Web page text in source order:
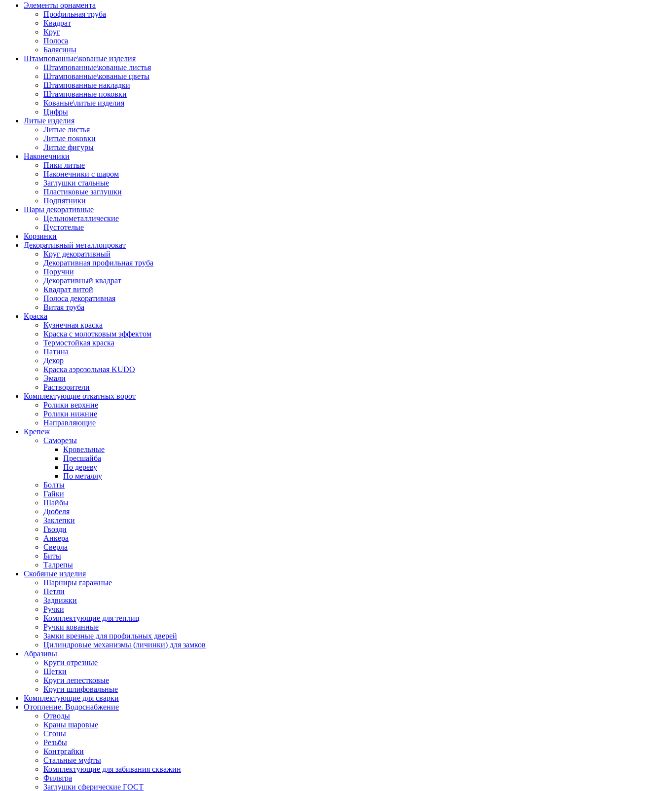
Элементы орнамента
Профильная труба
Квадрат
Круг
Полоса
Балясины
Штампованные\кованые изделия
Штампованные\кованые листья
Штампованные\кованые цветы
Штампованные накладки
Штампованные поковки
Кованые\литые изделия
Цифры
Литые изделия
Литые листья
Литые поковки
Литые фигуры
Наконечники
Пики литые
Наконечники с шаром
Заглушки стальные
Пластиковые заглушки
Подпятники
Шары декоративные
Цельнометаллические
Пустотелые
Корзинки
Декоративный металлопрокат
Круг декоративный
Декоративная профильная труба
Поручни
Декоративный квадрат
Квадрат витой
Полоса декоративная
Витая труба
Краска
Кузнечная краска
Краска с молотковым эффектом
Термостойкая краска
Патина
Декор
Краска аэрозольная KUDO
Эмали
Растворители
Комплектующие откатных ворот
Ролики верхние
Ролики нижние
Направляющие
Крепеж
Саморезы
Кровельные
Пресшайба
По дереву
По металлу
Болты
Гайки
Шайбы
Дюбеля
Заклепки
Гвозди
Анкера
Сверла
Биты
Талрепы
Скобяные изделия
Шарниры гаражные
Петли
Задвижки
Ручки
Комплектующие для теплиц
Ручки кованные
Замки врезные для профильных дверей
Цилиндровые механизмы (личинки) для замков
Абразивы
Круги отрезные
Щетки
Круги лепестковые
Круги шлифовальные
Комплектующие для сварки
Отопление. Водоснабжение
Отводы
Краны шаровые
Сгоны
Резьбы
Контргайки
Стальные муфты
Комплектующие для забивания скважин
Фильтра
Заглушки сферические ГОСТ